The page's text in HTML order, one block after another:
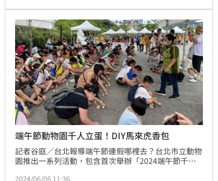
端午節動物園千人立蛋！DIY馬來虎香包
記者谷庭／台北報導端午節連假哪裡去？台北市立動物
園推出一系列活動，包含首次舉辦「2024端午節千人
2024/06/06 11:36